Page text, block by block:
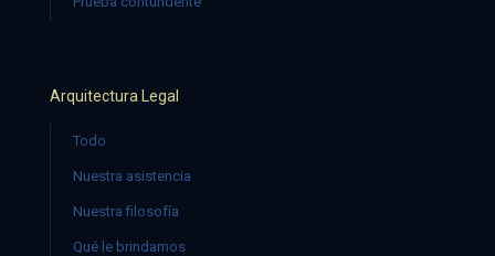
Arquitectura Legal
Todo
Nuestra asistencia
Nuestra filosofía
Qué le brindamos